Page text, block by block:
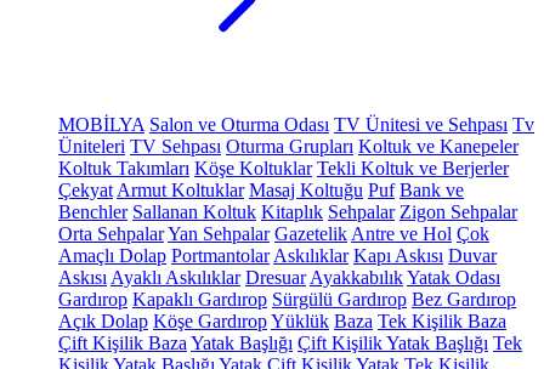
MOBİLYA Salon ve Oturma Odası TV Ünitesi ve Sehpası Tv
Üniteleri TV Sehpası Oturma Grupları Koltuk ve Kanepeler
Koltuk Takımları Köşe Koltuklar Tekli Koltuk ve Berjerler
Çekyat Armut Koltuklar Masaj Koltuğu Puf Bank ve
Benchler Sallanan Koltuk Kitaplık Sehpalar Zigon Sehpalar
Orta SehpalarYan Sehpalar Gazetelik Antre ve Hol Çok
Amaçlı Dolap Portmantolar Askılıklar Kapı Askısı Duvar
Askısı Ayaklı Askılıklar Dresuar AyakkabılıkYatak Odası
Gardırop Kapaklı Gardırop Sürgülü Gardırop Bez Gardırop
Açık Dolap Köşe GardıropYüklük Baza Tek Kişilik Baza
Çift Kişilik Baza Yatak Başlığı Çift Kişilik Yatak Başlığı Tek
Kişilik Yatak Başlığı Yatak Çift Kişilik Yatak Tek Kişilik